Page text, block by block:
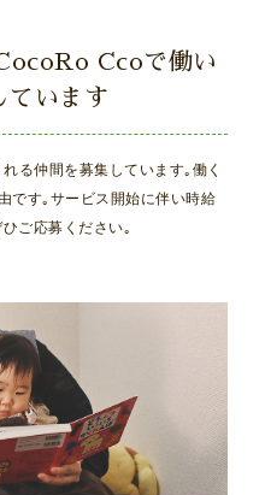
Ccoで働い
ています
る仲間を募集しています｡働く
です｡サービス開始に伴い時給
ご応募ください｡